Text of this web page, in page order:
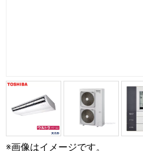
※画像はイメージです。